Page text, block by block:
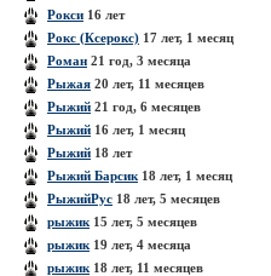
Рокси 16 лет
Рокс (Ксерокс) 17 лет, 1 месяц
Роман 21 год, 3 месяца
Рыжая 20 лет, 11 месяцев
Рыжий 21 год, 6 месяцев
Рыжий 16 лет, 1 месяц
Рыжий 18 лет
Рыжий Барсик 18 лет, 1 месяц
РыжийРус 18 лет, 5 месяцев
рыжик 15 лет, 5 месяцев
рыжик 19 лет, 4 месяца
рыжик 18 лет, 11 месяцев